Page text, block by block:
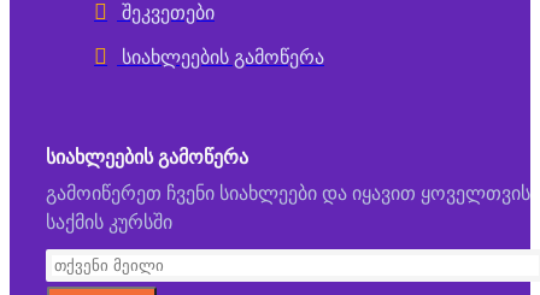
შეკვეთები
სიახლეების გამოწერა
ᲡᲘᲐᲮᲚᲔᲔᲑᲘᲡ ᲒᲐᲛᲝᲬᲔᲠᲐ
გამოიწერეთ ჩვენი სიახლეები და იყავით ყოველთვის
საქმის კურსში